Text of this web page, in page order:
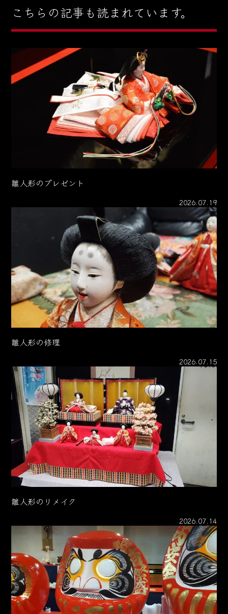
こちらの記事も読まれています。
雛人形のプレゼント
2026.07.19
雛人形の修理
2026.07.15
雛人形のリメイク
2026.07.14